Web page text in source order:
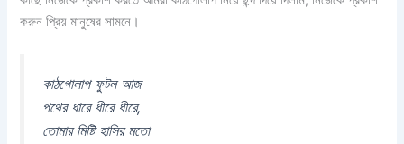
করুন প্রিয় মানুষের সামনে।
কাঠগোলাপ ফুটল আজ
পথের ধারে ধীরে ধীরে,
তোমার মিষ্টি হাসির মতো